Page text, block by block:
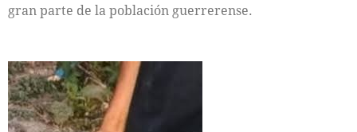
gran parte de la población guerrerense.